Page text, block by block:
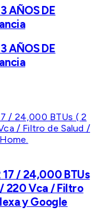
AÑOS DE
AÑOS DE
17 / 24,000 BTUs
220 Vca / Filtro
y Google